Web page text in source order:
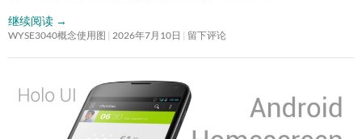
继续阅读 →
WYSE3040概念使用图 2026年7月10日 留下评论